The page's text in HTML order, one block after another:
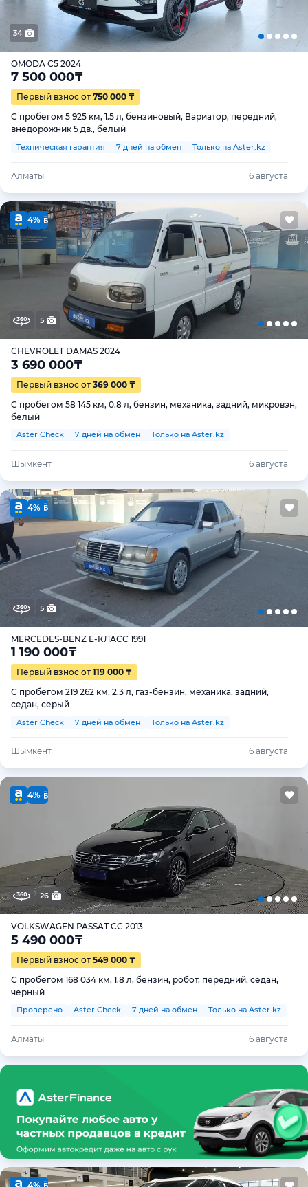
34
OMODA C5 2024
7 500 000₸
Первый взнос от 750 000 ₸
С пробегом 5 925 км, 1.5 л, бензиновый, Вариатор, передний,
внедорожник 5 дв., белый
Техническая гарантия 7 дней на обмен Только на Aster.kz
Алматы 6 августа
4%
5
CHEVROLET DAMAS 2024
3 690 000₸
Первый взнос от 369 000 ₸
С пробегом 58 145 км, 0.8 л, бензин, механика, задний, микровэн,
белый
Aster Check 7 дней на обмен Только на Aster.kz
Шымкент 6 августа
4%
5
MERCEDES-BENZ E-КЛАСС 1991
1 190 000₸
Первый взнос от 119 000 ₸
С пробегом 219 262 км, 2.3 л, газ-бензин, механика, задний,
седан, серый
Aster Check 7 дней на обмен Только на Aster.kz
Шымкент 6 августа
4%
26
VOLKSWAGEN PASSAT CC 2013
5 490 000₸
Первый взнос от 549 000 ₸
С пробегом 168 034 км, 1.8 л, бензин, робот, передний, седан,
черный
Проверено Aster Check 7 дней на обмен Только на Aster.kz
Алматы 6 августа
4%